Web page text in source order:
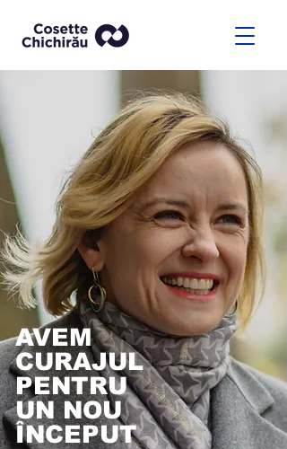
AVEM
CURAJUL
PENTRU
UN NOU
ÎNCEPUT